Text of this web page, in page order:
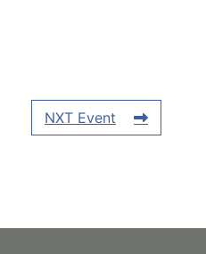
NXT Event